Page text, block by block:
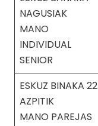
NAGUSIAK
MANO
INDIVIDUAL
SENIOR
ESKUZ BINAKA 22
AZPITIK
MANO PAREJAS